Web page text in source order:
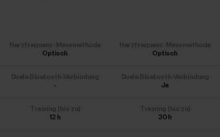
Herzfrequenz-Messmethode
Optisch
Duale Bluetooth-Verbindung
-
Training (bis zu)
12 h
Herzfrequenz-Messmethode
Optisch
Duale Bluetooth-Verbindung
Ja
Training (bis zu)
30 h